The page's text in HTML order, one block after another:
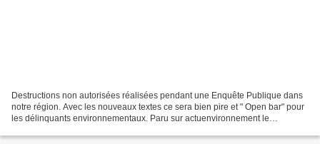
Destructions non autorisées réalisées pendant une Enquête Publique dans
notre région. Avec les nouveaux textes ce sera bien pire et " Open bar" pour
les délinquants environnementaux. Paru sur actuenvironnement le